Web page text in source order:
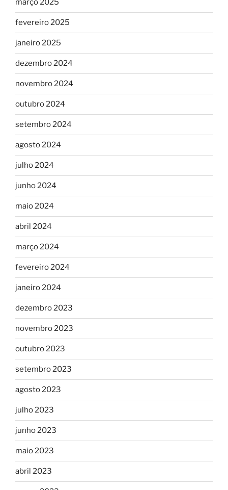
março 2025
fevereiro 2025
janeiro 2025
dezembro 2024
novembro 2024
outubro 2024
setembro 2024
agosto 2024
julho 2024
junho 2024
maio 2024
abril 2024
março 2024
fevereiro 2024
janeiro 2024
dezembro 2023
novembro 2023
outubro 2023
setembro 2023
agosto 2023
julho 2023
junho 2023
maio 2023
abril 2023